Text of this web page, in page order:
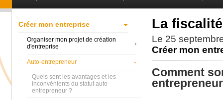
Créer mon entreprise
Organiser mon projet de création
d'entreprise
Auto-entrepreneur
Quels sont les avantages et les
inconvénients du statut auto-
entrepreneur ?
La
Le 25
Créer mon
Comment